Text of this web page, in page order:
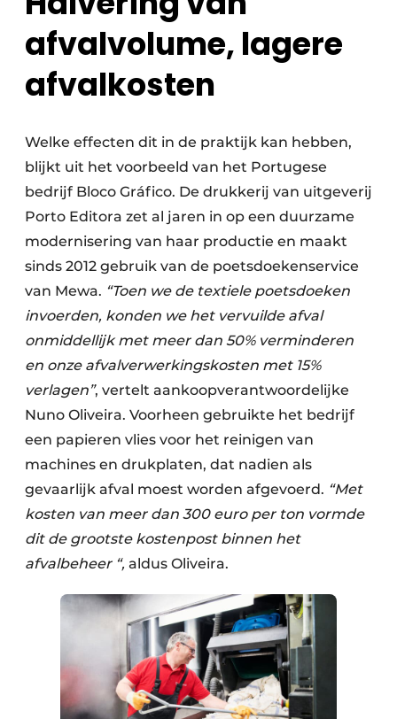
afvalvolume, lagere
afvalkosten
Welke effecten dit in de praktijk kan hebben,
blijkt uit het voorbeeld van het Portugese
bedrijf Bloco Gráfico. De drukkerij van uitgeverij
Porto Editora zet al jaren in op een duurzame
modernisering van haar productie en maakt
sinds 2012 gebruik van de poetsdoekenservice
van Mewa. “Toen we de textiele poetsdoeken
invoerden, konden we het vervuilde afval
onmiddellijk met meer dan 50% verminderen
en onze afvalverwerkingskosten met 15%
verlagen”, vertelt aankoopverantwoordelijke
Nuno Oliveira. Voorheen gebruikte het bedrijf
een papieren vlies voor het reinigen van
machines en drukplaten, dat nadien als
gevaarlijk afval moest worden afgevoerd. “Met
kosten van meer dan 300 euro per ton vormde
dit de grootste kostenpost binnen het
afvalbeheer “, aldus Oliveira.